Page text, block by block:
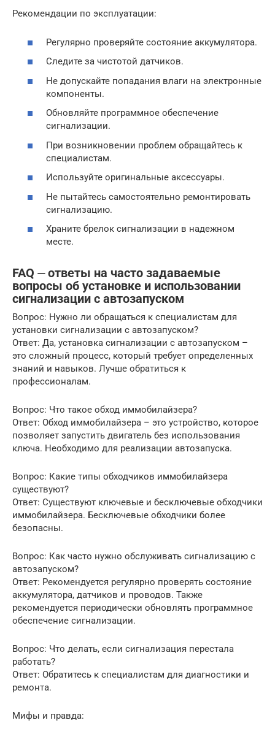
Рекомендации по эксплуатации:
Регулярно проверяйте состояние аккумулятора.
Следите за чистотой датчиков.
Не допускайте попадания влаги на электронные
компоненты.
Обновляйте программное обеспечение
сигнализации.
При возникновении проблем обращайтесь к
специалистам.
Используйте оригинальные аксессуары.
Не пытайтесь самостоятельно ремонтировать
сигнализацию.
Храните брелок сигнализации в надежном
месте.
FAQ ⏤ ответы на часто задаваемые
вопросы об установке и использовании
сигнализации с автозапуском
Вопрос: Нужно ли обращаться к специалистам для
установки сигнализации с автозапуском?
Ответ: Да, установка сигнализации с автозапуском –
это сложный процесс, который требует определенных
знаний и навыков. Лучше обратиться к
профессионалам.
Вопрос: Что такое обход иммобилайзера?
Ответ: Обход иммобилайзера – это устройство, которое
позволяет запустить двигатель без использования
ключа. Необходимо для реализации автозапуска.
Вопрос: Какие типы обходчиков иммобилайзера
существуют?
Ответ: Существуют ключевые и бесключевые обходчики
иммобилайзера. Бесключевые обходчики более
безопасны.
Вопрос: Как часто нужно обслуживать сигнализацию с
автозапуском?
Ответ: Рекомендуется регулярно проверять состояние
аккумулятора, датчиков и проводов. Также
рекомендуется периодически обновлять программное
обеспечение сигнализации.
Вопрос: Что делать, если сигнализация перестала
работать?
Ответ: Обратитесь к специалистам для диагностики и
ремонта.
Мифы и правда: